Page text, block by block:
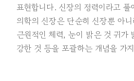
표현합니다. 신장의 정력이라고
의학의 신장은 단순히 신장뿐 아
근원적인 체력, 눈이 밝은 것 귀가
강한 것 등을 포괄하는 개념을 가